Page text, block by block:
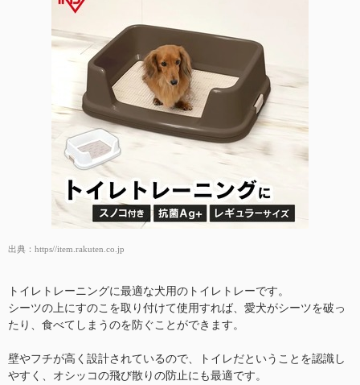
出典： https//item.rakuten.co.jp
トイレトレーニングに最適な犬用のトイレトレーです。
シーツの上にすのこを取り付けて使用すれば、愛犬がシーツを破っ
たり、食べてしまうのを防ぐことができます。
壁やフチが高く設計されているので、トイレだということを認識し
やすく、オシッコの飛び散りの防止にも最適です。